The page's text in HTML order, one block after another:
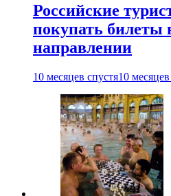
Российские
покупать билеты
направлении
10 месяцев спустя10